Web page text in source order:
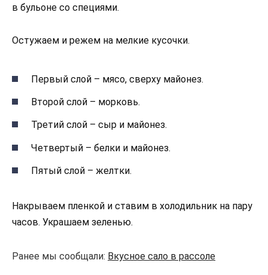
в бульоне со специями.
Остужаем и режем на мелкие кусочки.
Первый слой – мясо, сверху майонез.
Второй слой – морковь.
Третий слой – сыр и майонез.
Четвертый – белки и майонез.
Пятый слой – желтки.
Накрываем пленкой и ставим в холодильник на пару
часов. Украшаем зеленью.
Ранее мы сообщали: Вкусное сало в рассоле